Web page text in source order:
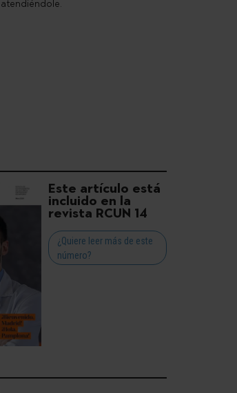
Este artículo está
incluido en la
revista RCUN 14
¿Quiere leer más de este
número?